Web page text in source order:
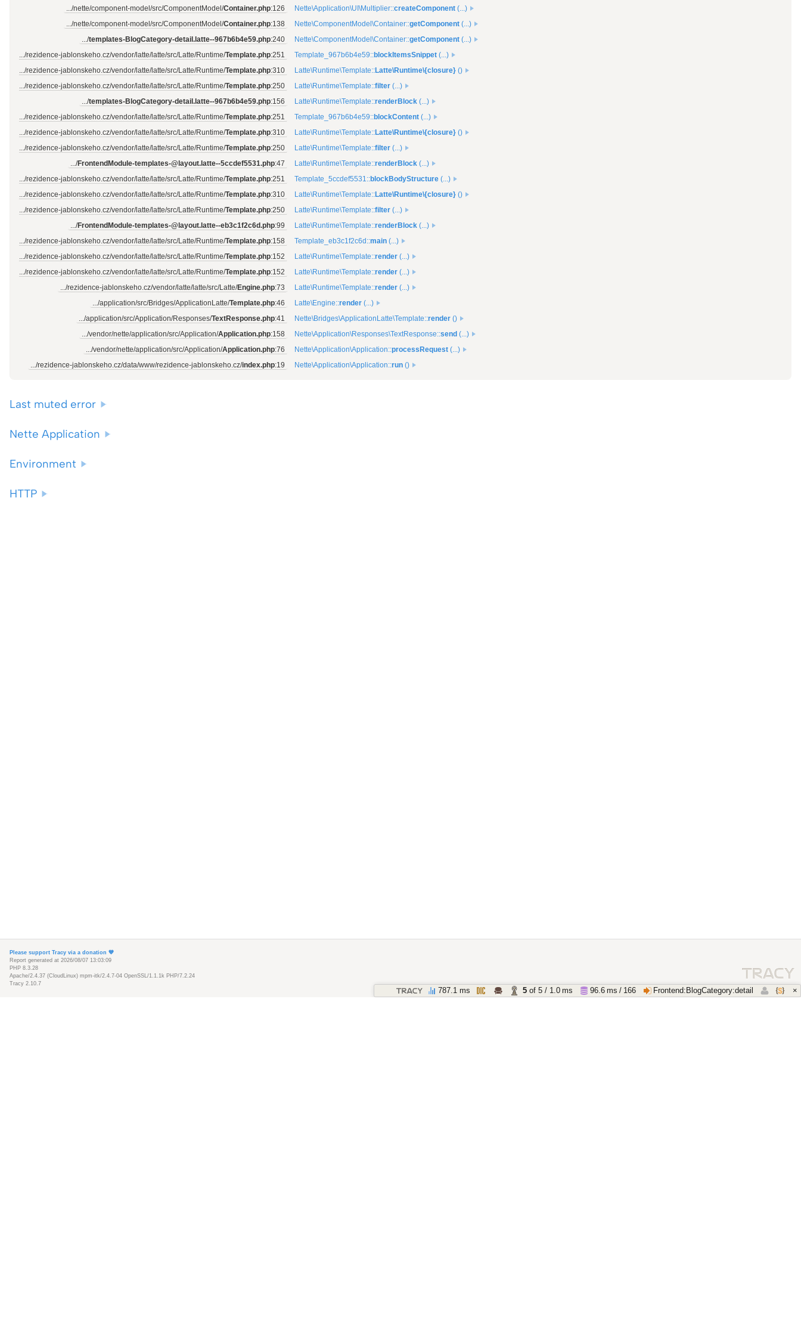
městské části Plzeň-Slovany, je
oblíbeným místem pro relaxaci, sport a
rodinné procházky. Tento zelený klenot
vznikl v blízkosti historické papírny a
dodnes si zachovává svůj jedinečný
charakter spojující přírodu s…
.../nette/component-model/src/ComponentModel/Container.php:126 Nette\Application\UI\Multiplier::createComponent (...)
.../nette/component-model/src/ComponentModel/Container.php:138 Nette\ComponentModel\Container::getComponent (...)
.../templates-BlogCategory-detail.latte--967b6b4e59.php:240 Nette\ComponentModel\Container::getComponent (...)
.../rezidence-jablonskeho.cz/vendor/latte/latte/src/Latte/Runtime/Template.php:251 Template_967b6b4e59::blockItemsSnippet (...)
.../rezidence-jablonskeho.cz/vendor/latte/latte/src/Latte/Runtime/Template.php:310 Latte\Runtime\Template::Latte\Runtime\{closure} ()
.../rezidence-jablonskeho.cz/vendor/latte/latte/src/Latte/Runtime/Template.php:250 Latte\Runtime\Template::filter (...)
.../templates-BlogCategory-detail.latte--967b6b4e59.php:156 Latte\Runtime\Template::renderBlock (...)
.../rezidence-jablonskeho.cz/vendor/latte/latte/src/Latte/Runtime/Template.php:251 Template_967b6b4e59::blockContent (...)
.../rezidence-jablonskeho.cz/vendor/latte/latte/src/Latte/Runtime/Template.php:310 Latte\Runtime\Template::Latte\Runtime\{closure} ()
.../rezidence-jablonskeho.cz/vendor/latte/latte/src/Latte/Runtime/Template.php:250 Latte\Runtime\Template::filter (...)
.../FrontendModule-templates-@layout.latte--5ccdef5531.php:47 Latte\Runtime\Template::renderBlock (...)
.../rezidence-jablonskeho.cz/vendor/latte/latte/src/Latte/Runtime/Template.php:251 Template_5ccdef5531::blockBodyStructure (...)
.../rezidence-jablonskeho.cz/vendor/latte/latte/src/Latte/Runtime/Template.php:310 Latte\Runtime\Template::Latte\Runtime\{closure} ()
.../rezidence-jablonskeho.cz/vendor/latte/latte/src/Latte/Runtime/Template.php:250 Latte\Runtime\Template::filter (...)
.../FrontendModule-templates-@layout.latte--eb3c1f2c6d.php:99 Latte\Runtime\Template::renderBlock (...)
.../rezidence-jablonskeho.cz/vendor/latte/latte/src/Latte/Runtime/Template.php:158 Template_eb3c1f2c6d::main (...)
.../rezidence-jablonskeho.cz/vendor/latte/latte/src/Latte/Runtime/Template.php:152 Latte\Runtime\Template::render (...)
.../rezidence-jablonskeho.cz/vendor/latte/latte/src/Latte/Runtime/Template.php:152 Latte\Runtime\Template::render (...)
.../rezidence-jablonskeho.cz/vendor/latte/latte/src/Latte/Engine.php:73 Latte\Runtime\Template::render (...)
.../application/src/Bridges/ApplicationLatte/Template.php:46 Latte\Engine::render (...)
.../application/src/Application/Responses/TextResponse.php:41 Nette\Bridges\ApplicationLatte\Template::render ()
.../vendor/nette/application/src/Application/Application.php:158 Nette\Application\Responses\TextResponse::send (...)
.../vendor/nette/application/src/Application/Application.php:76 Nette\Application\Application::processRequest (...)
.../rezidence-jablonskeho.cz/data/www/rezidence-jablonskeho.cz/index.php:19 Nette\Application\Application::run ()
Last muted error
Nette Application
Environment
HTTP
Please support Tracy via a donation 💙️
Report generated at 2026/08/07 13:03:09
PHP 8.3.28
Apache/2.4.37 (CloudLinux) mpm-itk/2.4.7-04 OpenSSL/1.1.1k PHP/7.2.24
Tracy 2.10.7
787.1 ms 5 of 5 / 1.0 ms 96.6 ms / 166 Frontend:BlogCategory:detail ×